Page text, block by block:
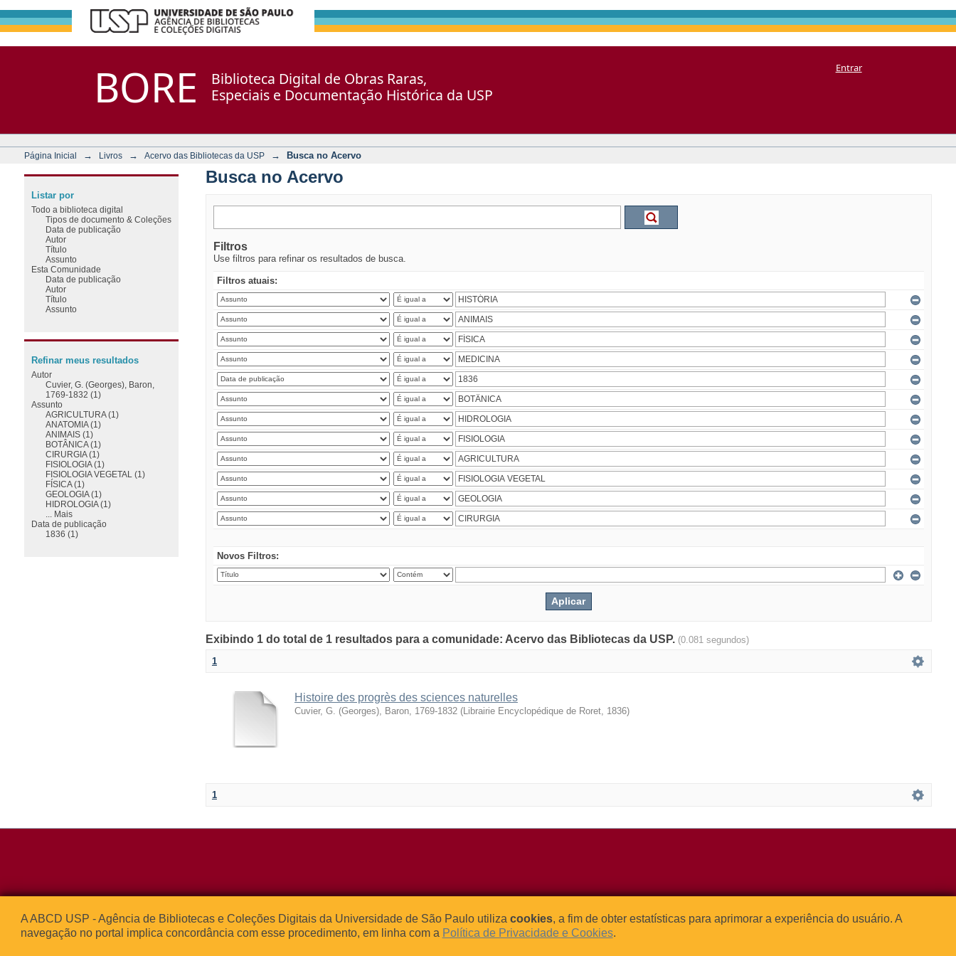
BORE
Biblioteca Digital de Obras Raras,
Especiais e Documentação Histórica da USP
Entrar
Página Inicial → Livros → Acervo das Bibliotecas da USP → Busca no Acervo
Busca no Acervo
Filtros
Use filtros para refinar os resultados de busca.
Filtros atuais:
Novos Filtros:
Exibindo 1 do total de 1 resultados para a comunidade: Acervo das Bibliotecas da USP. (0.081 segundos)
1
Histoire des progrès des sciences naturelles
Cuvier, G. (Georges), Baron, 1769-1832 (Librairie Encyclopédique de Roret, 1836)
1
Listar por
Todo a biblioteca digital
Tipos de documento & Coleções
Data de publicação
Autor
Título
Assunto
Esta Comunidade
Data de publicação
Autor
Título
Assunto
Refinar meus resultados
Autor
Cuvier, G. (Georges), Baron,
1769-1832 (1)
Assunto
AGRICULTURA (1)
ANATOMIA (1)
ANIMAIS (1)
BOTÂNICA (1)
CIRURGIA (1)
FISIOLOGIA (1)
FISIOLOGIA VEGETAL (1)
FÍSICA (1)
GEOLOGIA (1)
HIDROLOGIA (1)
... Mais
Data de publicação
1836 (1)
Rua da Praça do Relógio, 109 – Bloco L
05508-050 – Cidade Universitária
São Paulo, SP – Brasil
Tel: (0xx11) 3091-4195 / (0xx11) 3091-1541
Fax: (0xx11) 3091-1567
E-mail:atendimento@abcd.usp.br
  
A ABCD USP - Agência de Bibliotecas e Coleções Digitais da Universidade de São Paulo utiliza cookies, a fim de obter estatísticas para aprimorar a experiência do usuário. A
navegação no portal implica concordância com esse procedimento, em linha com a Política de Privacidade e Cookies.